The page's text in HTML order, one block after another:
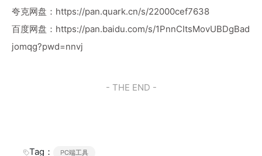
夸克网盘： https://pan.quark.cn/s/22000cef7638
百度网盘： https://pan.baidu.com/s/1PnnCItsMovUBDgBad
jomqg?pwd=nnvj
- THE END -
Tag： PC端工具